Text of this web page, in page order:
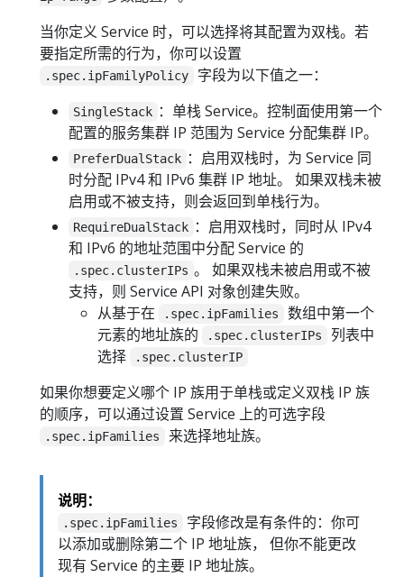
当你定义 Service 时，可以选择将其配置为双栈。若
要指定所需的行为，你可以设置
.spec.ipFamilyPolicy 字段为以下值之一：
SingleStack ：单栈 Service。控制面使用第一个
配置的服务集群 IP 范围为 Service 分配集群 IP。
PreferDualStack ：启用双栈时，为 Service 同
时分配 IPv4 和 IPv6 集群 IP 地址。 如果双栈未被
启用或不被支持，则会返回到单栈行为。
RequireDualStack ：启用双栈时，同时从 IPv4
和 IPv6 的地址范围中分配 Service 的
.spec.clusterIPs 。 如果双栈未被启用或不被
支持，则 Service API 对象创建失败。
从基于在
.spec.ipFamilies
数组中第一个
元素的地址族的
.spec.clusterIPs
列表中
选择
.spec.clusterIP
如果你想要定义哪个 IP 族用于单栈或定义双栈 IP 族
的顺序，可以通过设置 Service 上的可选字段
.spec.ipFamilies 来选择地址族。
说明：
.spec.ipFamilies
字段修改是有条件的：你可
以添加或删除第二个 IP 地址族， 但你不能更改
现有 Service 的主要 IP 地址族。